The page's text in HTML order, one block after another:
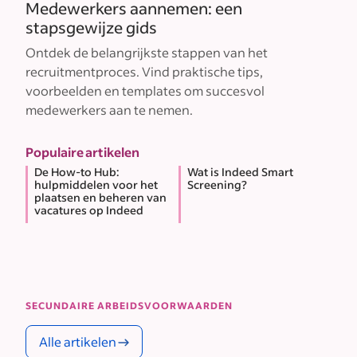
Medewerkers aannemen: een
stapsgewijze gids
Ontdek de belangrijkste stappen van het
recruitmentproces. Vind praktische tips,
voorbeelden en templates om succesvol
medewerkers aan te nemen.
Populaire artikelen
De How-to Hub:
hulpmiddelen voor het
plaatsen en beheren van
vacatures op Indeed
Wat is Indeed Smart
Screening?
SECUNDAIRE ARBEIDSVOORWAARDEN
Alle artikelen